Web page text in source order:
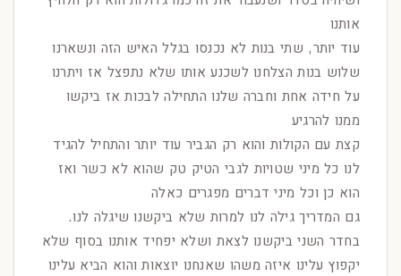
אותנו
עוד יותר, שתי בנות לא נכנסו בגלל האיש הזה ונשארנו
שלוש בנות הצלחנו לשכנע אותו שלא נתפצל אז ויתרנו
על חידה אחת וחברה שלנו התחילה לבכות אז ביקשו
ממנו להרגיע
קצת עם הקולות והוא רק הגביר עוד יותר והתחיל להגיד
לנו כל מיני שטויות לגבי הטיק טק שהוא לא כשר ואז
הוא כן וכל מיני דברים מפגרים כאלה
גם המדריך גילה לנו למרות שלא ביקשנו שיגלה לנו.
בחדר השני ביקשנו לצאת ושלא יפחיד אותנו בסוף שלא
יקפוץ עלינו איזה משהו שאנחנו יוצאות והוא הביא עלינו